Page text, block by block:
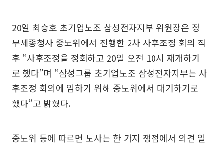
20일 최승호 초기업노조 삼성전자지부 위원장은 정
부세종청사 중노위에서 진행한 2차 사후조정 회의 직
후 “사후조정을 정회하고 20일 오전 10시 재개하기
로 했다”며 “삼성그룹 초기업노조 삼성전자지부는 사
후조정 회의에 임하기 위해 중노위에서 대기하기로
했다”고 밝혔다.
중노위 등에 따르면 노사는 한 가지 쟁점에서 의견 일